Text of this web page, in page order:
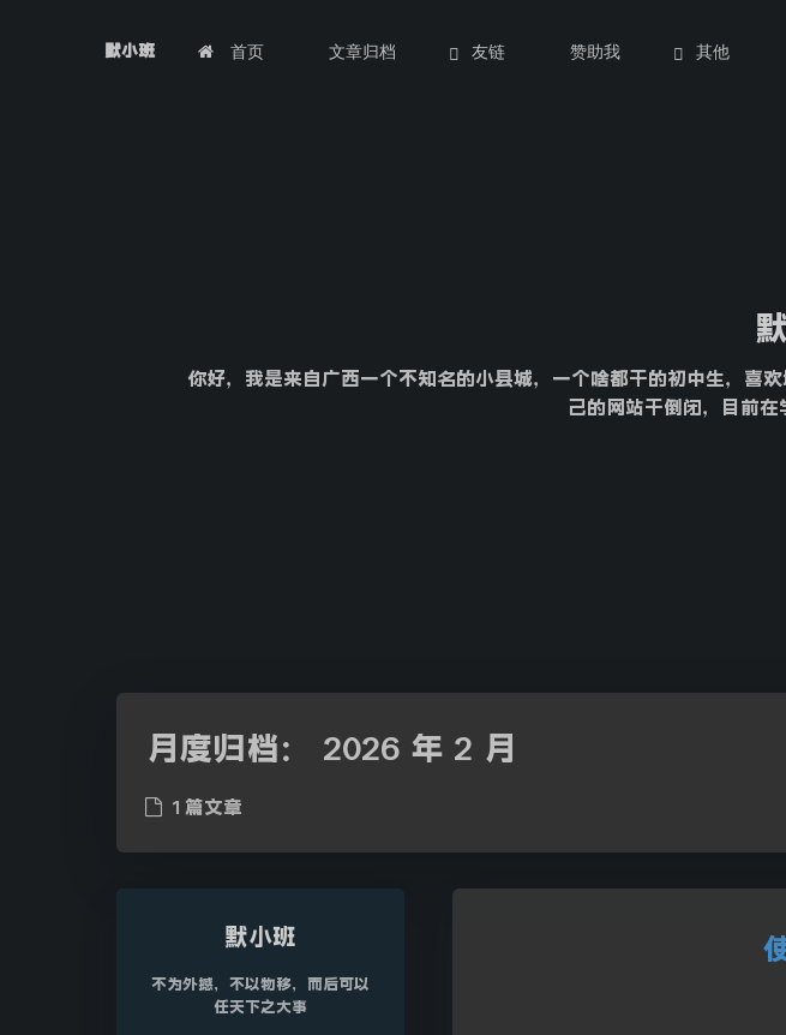
默小班 首页 文章归档 友链 赞助我 其他
你好，我是来自广西一个不知名的小县城，一个啥都干的初中生，
己的网站干倒闭，目前
月度归档： 2026 年 2 月
1 篇文章
默小班
不为外撼，不以物移，而后可以
任天下之大事